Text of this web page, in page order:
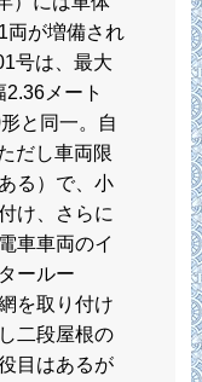
両が増備され
号は、最大
メート
と同一。自
だし車両限
る）で、小
け、さらに
車車両のイ
ールー
を取り付け
二段屋根の
目はあるが